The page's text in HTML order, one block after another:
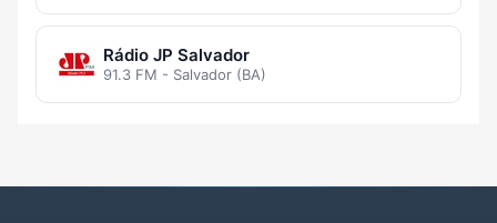
Rádio JP Salvador
91.3 FM - Salvador (BA)